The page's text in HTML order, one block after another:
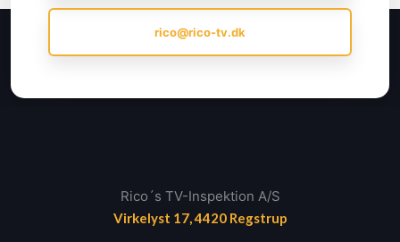
rico@rico-tv.dk
Rico´s TV-Inspektion A/S​
Virkelyst 17, 4420 Regstrup